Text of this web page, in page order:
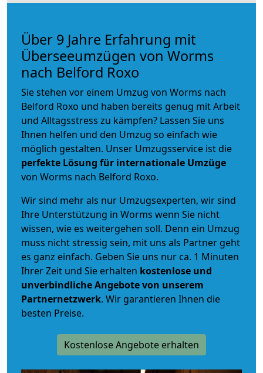
Über 9 Jahre Erfahrung mit
Überseeumzügen von Worms
nach Belford Roxo
Sie stehen vor einem Umzug von Worms nach
Belford Roxo und haben bereits genug mit Arbeit
und Alltagsstress zu kämpfen? Lassen Sie uns
Ihnen helfen und den Umzug so einfach wie
möglich gestalten. Unser Umzugsservice ist die
perfekte Lösung für internationale Umzüge
von Worms nach Belford Roxo.
Wir sind mehr als nur Umzugsexperten, wir sind
Ihre Unterstützung in Worms wenn Sie nicht
wissen, wie es weitergehen soll. Denn ein Umzug
muss nicht stressig sein, mit uns als Partner geht
es ganz einfach. Geben Sie uns nur ca. 1 Minuten
Ihrer Zeit und Sie erhalten kostenlose und
unverbindlicheAngebote von unserem
Partnernetzwerk. Wir garantieren Ihnen die
besten Preise.
Kostenlose Angebote erhalten